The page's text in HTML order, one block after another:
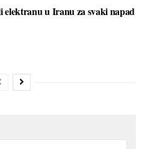
elektranu u Iranu za svaki napad